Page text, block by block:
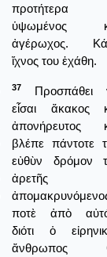
προτήτερα
ὑψωμένος
ἀγέρωχος.
ἴχνος του ἐχάθη.
37
Προσπάθει
εἶσαι ἄκακος
ἀπονήρευτος
βλέπε πάντοτε
εὐθὺν δρόμον
ἀρετῆς
ποτὲ ἀπὸ
διότι ὁ
ἄνθρωπος